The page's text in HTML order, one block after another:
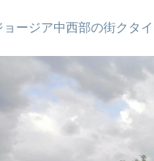
ージア中西部の街クタ